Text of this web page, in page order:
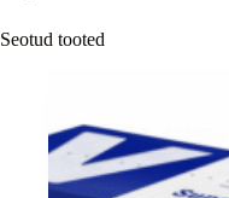
Seotud tooted